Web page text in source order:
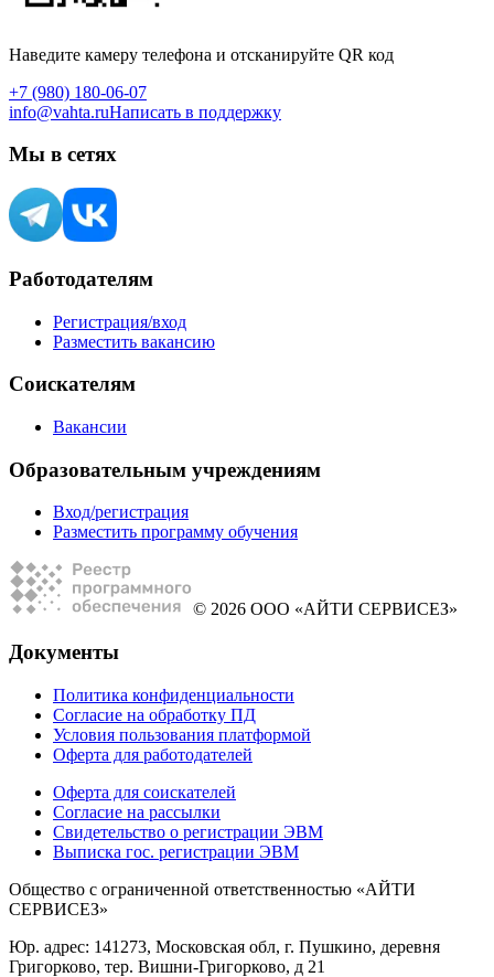
Наведите камеру телефона и отсканируйте QR код
+7 (980) 180-06-07
info@vahta.ruНаписать в поддержку
Мы в сетях
Работодателям
Регистрация/вход
Разместить вакансию
Соискателям
Вакансии
Образовательным учреждениям
Вход/регистрация
Разместить программу обучения
© 2026 ООО «АЙТИ СЕРВИСЕЗ»
Документы
Политика конфиденциальности
Согласие на обработку ПД
Условия пользования платформой
Оферта для работодателей
Оферта для соискателей
Согласие на рассылки
Свидетельство о регистрации ЭВМ
Выписка гос. регистрации ЭВМ
Общество с ограниченной ответственностью «АЙТИ
СЕРВИСЕЗ»
Юр. адрес: 141273, Московская обл, г. Пушкино, деревня
Григорково, тер. Вишни-Григорково, д 21